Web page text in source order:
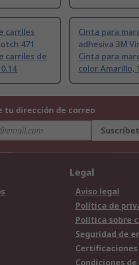
carriles
471
carriles de
Cinta para
adhesiva 3M
Cinta para
color Amarillo,
tu dirección de correo
Legal
Aviso legal
Política de
Política sobre
Seguridad de
Condiciones